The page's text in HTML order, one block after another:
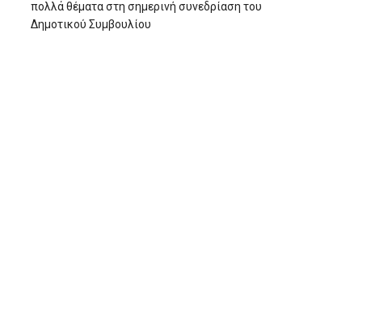
πολλά θέματα στη σημερινή συνεδρίαση του
Δημοτικού Συμβουλίου